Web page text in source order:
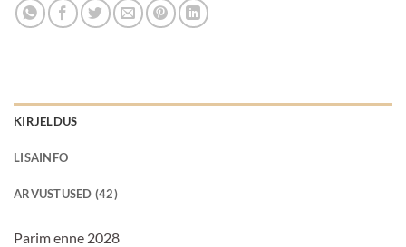
KIRJELDUS
LISAINFO
ARVUSTUSED (42)
Parim enne 2028